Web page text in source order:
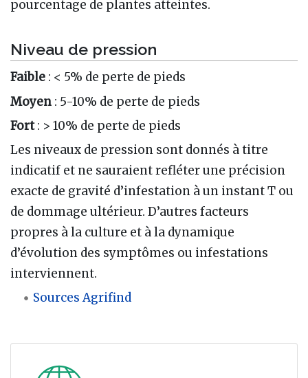
pourcentage de plantes atteintes.
Niveau de pression
Faible : < 5% de perte de pieds
Moyen : 5-10% de perte de pieds
Fort: > 10% de perte de pieds
Les niveaux de pression sont donnés à titre
indicatif et ne sauraient refléter une précision
exacte de gravité d’infestation à un instant T ou
de dommage ultérieur. D’autres facteurs
propres à la culture et à la dynamique
d’évolution des symptômes ou infestations
interviennent.
Sources Agrifind